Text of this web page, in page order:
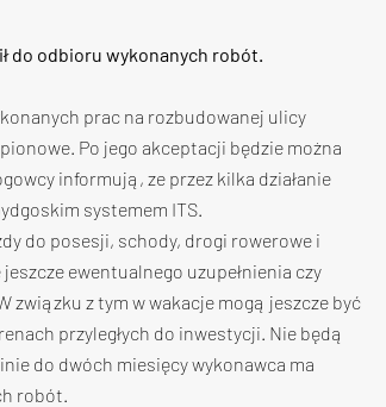
do odbioru wykonanych robót.
prac na rozbudowanej ulicy
Po jego akceptacji będzie można
informują, ze przez kilka działanie
systemem ITS.
do posesji, schody, drogi rowerowe i
ewentualnego uzupełnienia czy
związku z tym w wakacje mogą jeszcze być
przyległych do inwestycji. Nie będą
do dwóch miesięcy wykonawca ma
robót.